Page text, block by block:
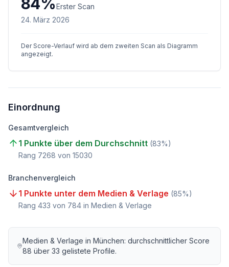
Erster Scan
24. März 2026
Der Score-Verlauf wird ab dem zweiten Scan als Diagramm
angezeigt.
Einordnung
Gesamtvergleich
1 Punkte über dem Durchschnitt (83%)
Rang 7268 von 15030
Branchenvergleich
1 Punkte unter dem Medien & Verlage (85%)
Rang 433 von 784 in Medien & Verlage
Medien & Verlage in München: durchschnittlicher Score
88 über 33 gelistete Profile.